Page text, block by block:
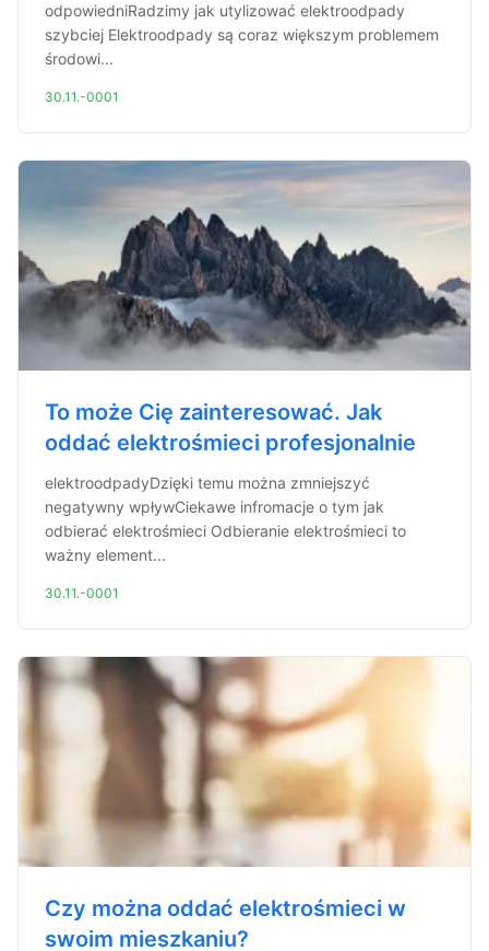
odpowiedniRadzimy jak utylizować elektroodpady
szybciej Elektroodpady są coraz większym problemem
środowi...
30.11.-0001
To może Cię zainteresować. Jak
oddać elektrośmieci profesjonalnie
elektroodpadyDzięki temu można zmniejszyć
negatywny wpływCiekawe infromacje o tym jak
odbierać elektrośmieci Odbieranie elektrośmieci to
ważny element...
30.11.-0001
Czy można oddać elektrośmieci w
swoim mieszkaniu?